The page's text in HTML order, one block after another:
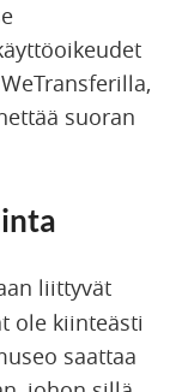
suoran
liittyvät
ole kiinteästi
saattaa